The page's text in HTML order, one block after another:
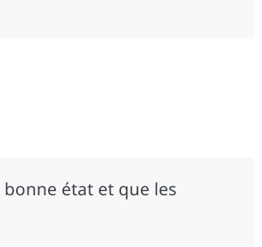
bonne état et que les